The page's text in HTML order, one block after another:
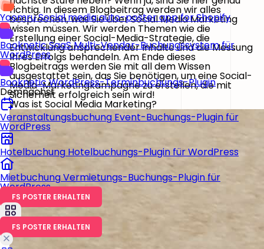
YoomruSocial media auto-poster app for Shopify
Booknetic SaaSMulti-Vendor-Buchungssystem für
WordPress
BookneticWordPress-Terminbuchungs-Plugin
Demnächst
Veranstaltungsbuchung Event-Buchungs-Plugin für
WordPress
Hotelbuchung Hotelbuchungs-Plugin für WordPress
MietbuchungVermietungs-Buchungs-Plugin für
WordPress
FS POSTER ERHALTEN
FS POSTER ERHALTEN
richtig. In diesem Blogbeitrag werden wir alles
besprechen, was Sie über Social Media Marketing
wissen müssen. Wir werden Themen wie die
Erstellung einer Social-Media-Strategie, die
Entwicklung ansprechender Inhalte und die Messung
Ihres Erfolgs behandeln. Am Ende dieses
Blogbeitrags werden Sie mit all dem Wissen
ausgestattet sein, das Sie benötigen, um eine Social-
Media-Marketingkampagne zu erstellen, die mit
Sicherheit erfolgreich sein wird!
Was ist Social Media Marketing?